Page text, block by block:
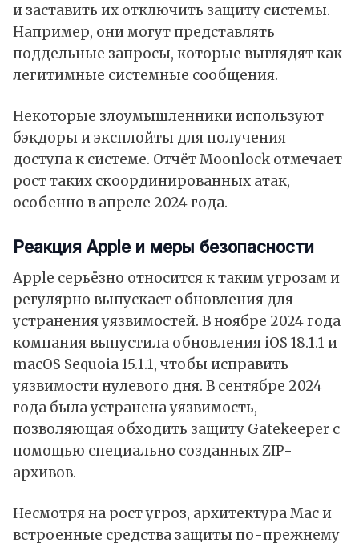
и заставить их отключить защиту системы.
Например, они могут представлять
поддельные запросы, которые выглядят как
легитимные системные сообщения.
Некоторые злоумышленники используют
бэкдоры и эксплойты для получения
доступа к системе. Отчёт Moonlockотмечает
рост таких скоординированных атак,
особенно в апреле 2024 года.
Реакция Apple и меры безопасности
Apple серьёзно относится к таким угрозам и
регулярно выпускает обновления для
устранения уязвимостей. В ноябре 2024 года
компания выпустила обновления iOS 18.1.1 и
macOS Sequoia 15.1.1, чтобы исправить
уязвимости нулевого дня. В сентябре 2024
года была устранена уязвимость,
позволяющая обходить защиту Gatekeeper с
помощью специально созданных ZIP-
архивов.
Несмотря на рост угроз, архитектура Mac и
встроенные средства защиты по-прежнему